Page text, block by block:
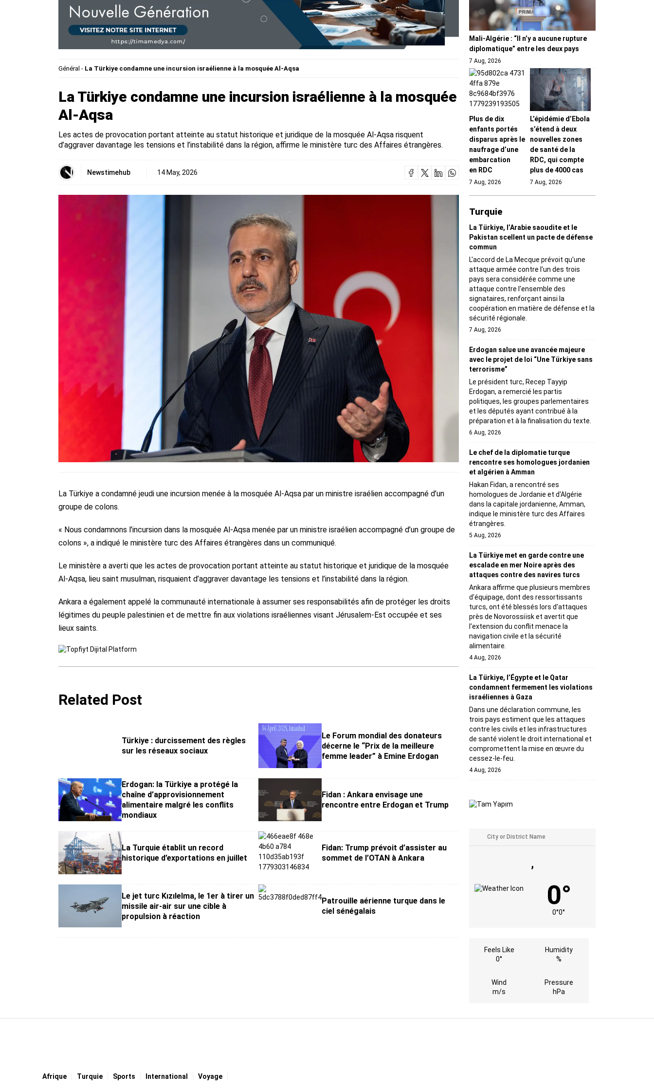
Général - La Türkiye condamne une incursion israélienne à la mosquée Al-Aqsa
La Türkiye condamne une incursion israélienne à la mosquée
Al-Aqsa
Les actes de provocation portant atteinte au statut historique et juridique de la mosquée Al-Aqsa risquent
d’aggraver davantage les tensions et l’instabilité dans la région, affirme le ministère turc des Affaires étrangères.
Newstimehub 14 May, 2026
La Türkiye a condamné jeudi une incursion menée à la mosquée Al-Aqsa par un ministre israélien accompagné d’un
groupe de colons.
« Nous condamnons l’incursion dans la mosquée Al-Aqsa menée par un ministre israélien accompagné d’un groupe de
colons », a indiqué le ministère turc des Affaires étrangères dans un communiqué.
Le ministère a averti que les actes de provocation portant atteinte au statut historique et juridique de la mosquée
Al-Aqsa, lieu saint musulman, risquaient d’aggraver davantage les tensions et l’instabilité dans la région.
Ankara a également appelé la communauté internationale à assumer ses responsabilités afin de protéger les droits
légitimes du peuple palestinien et de mettre fin aux violations israéliennes visant Jérusalem-Est occupée et ses
lieux saints.
Related Post
Türkiye : durcissement des règles
sur les réseaux sociaux
Le Forum mondial des donateurs
décerne le “Prix de la meilleure
femme leader” à Emine Erdogan
Erdogan: la Türkiye a protégé la
chaîne d’approvisionnement
alimentaire malgré les conflits
mondiaux
Fidan : Ankara envisage une
rencontre entre Erdogan et Trump
La Turquie établit un record
historique d’exportations en juillet
Fidan: Trump prévoit d’assister au
sommet de l’OTAN à Ankara
Le jet turc Kızılelma, le 1er à tirer un
missile air-air sur une cible à
propulsion à réaction
Patrouille aérienne turque dans le
ciel sénégalais
Mali-Algérie : “Il n’y a aucune rupture
diplomatique” entre les deux pays
7 Aug, 2026
Plus de dix
enfants portés
disparus après le
naufrage d’une
embarcation
en RDC
7 Aug, 2026
L’épidémie d’Ebola
s’étend à deux
nouvelles zones
de santé de la
RDC, qui compte
plus de 4000 cas
7 Aug, 2026
Turquie
La Türkiye, l’Arabie saoudite et le
Pakistan scellent un pacte de défense
commun
L'accord de La Mecque prévoit qu'une
attaque armée contre l'un des trois
pays sera considérée comme une
attaque contre l'ensemble des
signataires, renforçant ainsi la
coopération en matière de défense et la
sécurité régionale.
7 Aug, 2026
Erdogan salue une avancée majeure
avec le projet de loi “Une Türkiye sans
terrorisme”
Le président turc, Recep Tayyip
Erdogan, a remercié les partis
politiques, les groupes parlementaires
et les députés ayant contribué à la
préparation et à la finalisation du texte.
6 Aug, 2026
Le chef de la diplomatie turque
rencontre ses homologues jordanien
et algérien à Amman
Hakan Fidan, a rencontré ses
homologues de Jordanie et d'Algérie
dans la capitale jordanienne, Amman,
indique le ministère turc des Affaires
étrangères.
5 Aug, 2026
La Türkiye met en garde contre une
escalade en mer Noire après des
attaques contre des navires turcs
Ankara affirme que plusieurs membres
d'équipage, dont des ressortissants
turcs, ont été blessés lors d'attaques
près de Novorossiïsk et avertit que
l'extension du conflit menace la
navigation civile et la sécurité
alimentaire.
4 Aug, 2026
La Türkiye, l’Égypte et le Qatar
condamnent fermement les violations
israéliennes à Gaza
Dans une déclaration commune, les
trois pays estiment que les attaques
contre les civils et les infrastructures
de santé violent le droit international et
compromettent la mise en œuvre du
cessez-le-feu.
4 Aug, 2026
,
0°
0°0°
Feels Like
0°
Humidity
%
Wind
m/s
Pressure
hPa
Afrique Turquie Sports International Voyage